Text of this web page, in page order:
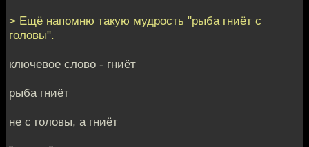
> Ещё напомню такую мудрость "рыба гниёт с
головы".
ключевое слово - гниёт
рыба гниёт
не с головы, а гниёт